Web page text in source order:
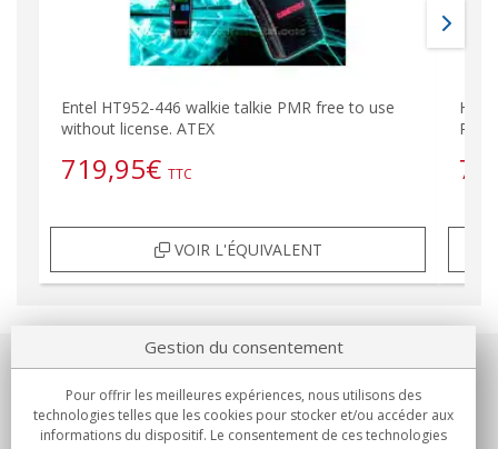
Entel HT952-446 walkie talkie PMR free to use
without license. ATEX
719,95€ TTC
VOIR L'ÉQUIVALENT
Notre société
Engagements
Gestion du consentement
Pour offrir les meilleures expériences, nous utilisons des
technologies telles que les cookies pour stocker et/ou accéder aux
informations du dispositif. Le consentement de ces technologies